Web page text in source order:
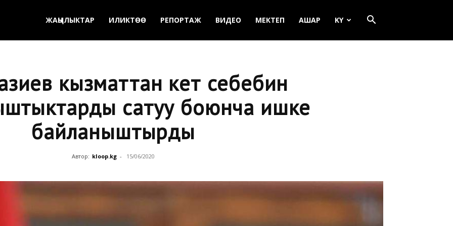
ЖАҢЫЛЫКТАР ИЛИКТӨӨ РЕПОРТАЖ ВИДЕО МЕКТЕП АШАР KY
кызматтан кетүү себебин
сатуу боюнча ишке
байланыштырды
Автор: kloop.kg - 15/06/2020